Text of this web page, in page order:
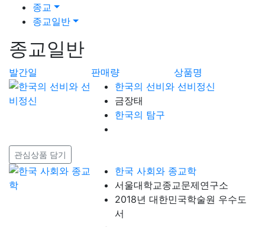
종교
종교일반
종교일반
발간일 판매량
상품명
한국의 선비와 선비정신
금장태
한국의 탐구
관심상품 담기
한국 사회와 종교학
서울대학교종교문제연구소
2018년 대한민국학술원 우수도
서